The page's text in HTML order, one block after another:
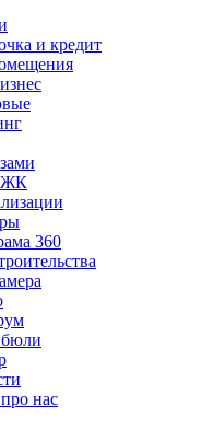
и кредит
ЖК
360
нас